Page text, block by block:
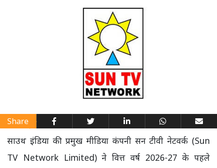
Share
साउथ इंडिया की प्रमुख मीडिया कंपनी सन टीवी नेटवर्क (Sun
TV Network Limited) ने वित्त वर्ष 2026-27 के पहले